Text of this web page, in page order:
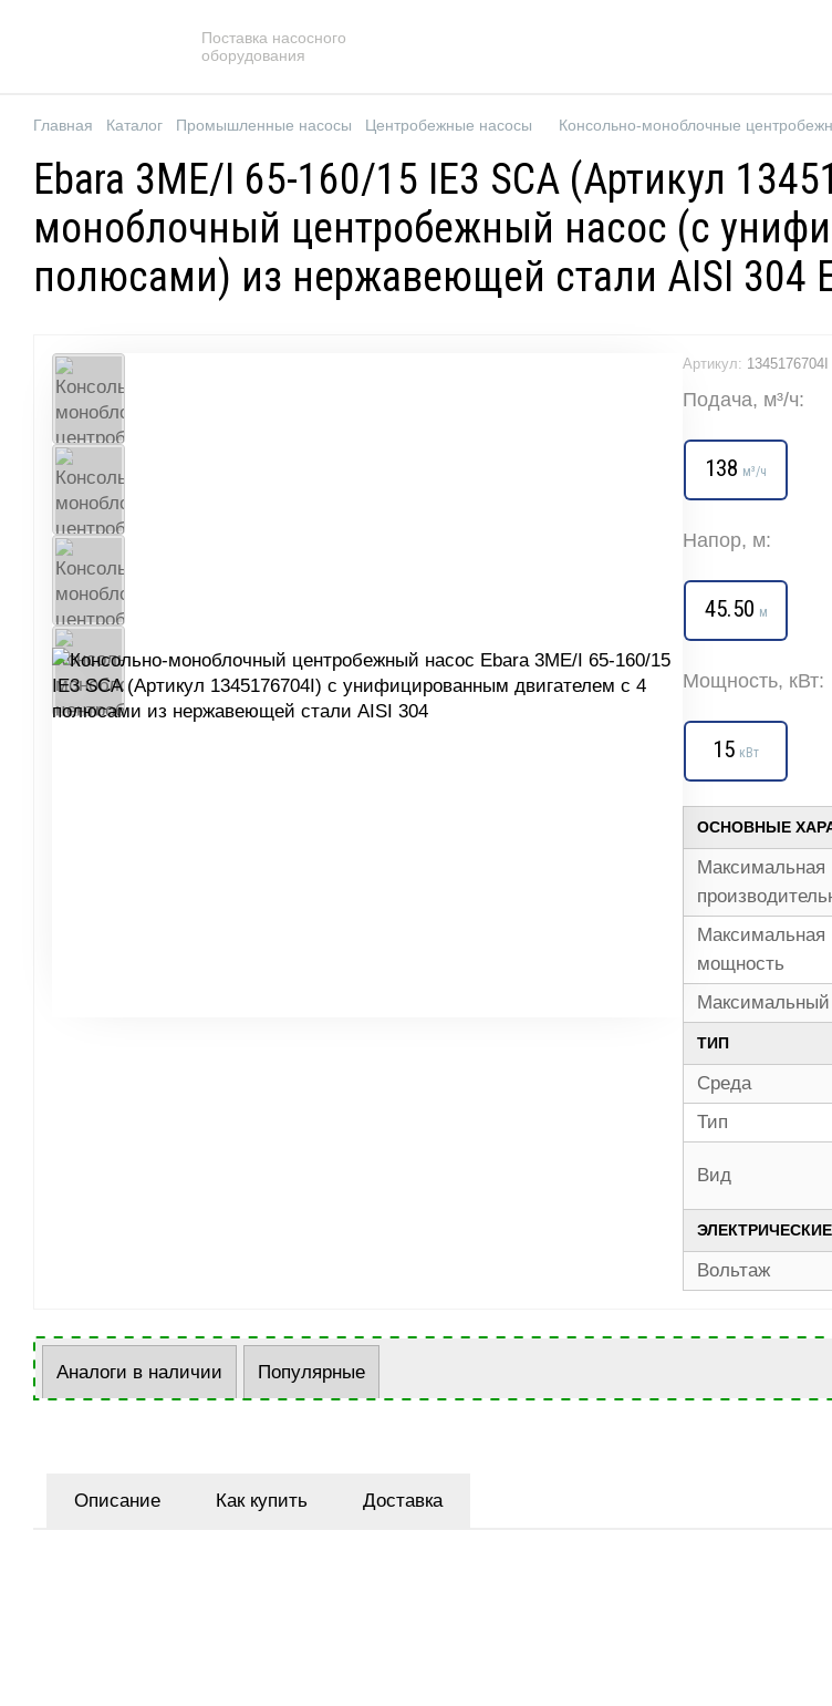
Поставка насосного
оборудования
Главная Каталог Промышленные насосы Центробежные насосы
Ebara 3ME/I 65-160/15 IE3 SCA (Артикул
моноблочный центробежный насос (с
полюсами) из нержавеющей стали AISI 304
Артикул: 1345176704I
Подача, м³/ч:
138 м³/ч
Напор, м:
45.50 м
Мощность, кВт:
15 кВт
ОСНОВНЫЕ
Максимальная
Максимальная
мощность
Максимальный
ТИП
Среда
Тип
Вид
Вольтаж
Аналоги в наличии Популярные
Описание Как купить
Доставка